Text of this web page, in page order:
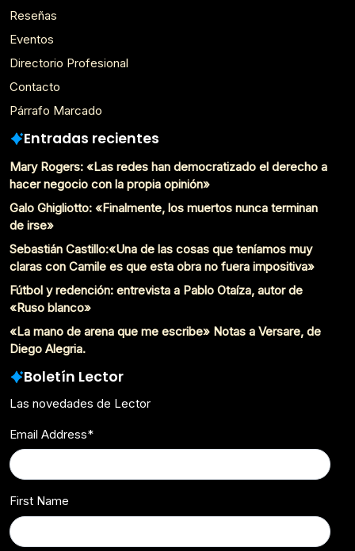
Reseñas
Eventos
Directorio Profesional
Contacto
Párrafo Marcado
Entradas recientes
Mary Rogers: «Las redes han democratizado el derecho a
hacer negocio con la propia opinión»
Galo Ghigliotto: «Finalmente, los muertos nunca terminan
de irse»
Sebastián Castillo:«Una de las cosas que teníamos muy
claras con Camile es que esta obra no fuera impositiva»
Fútbol y redención: entrevista a Pablo Otaíza, autor de
«Ruso blanco»
«La mano de arena que me escribe» Notas a Versare, de
Diego Alegria.
Boletín Lector
Las novedades de Lector
Email Address*
First Name